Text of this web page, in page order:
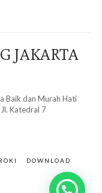
JAKARTA
Baik dan Murah Hati
Katedral 7
DOWNLOAD